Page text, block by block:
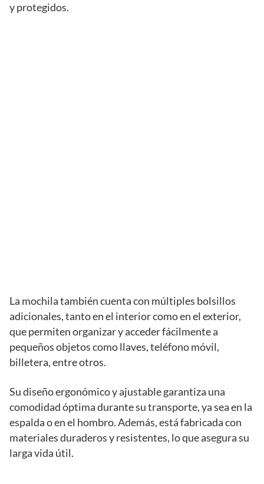
y protegidos.
La mochila también cuenta con múltiples bolsillos
adicionales, tanto en el interior como en el exterior,
que permiten organizar y acceder fácilmente a
pequeños objetos como llaves, teléfono móvil,
billetera, entre otros.
Su diseño ergonómico y ajustable garantiza una
comodidad óptima durante su transporte, ya sea en la
espalda o en el hombro. Además, está fabricada con
materiales duraderos y resistentes, lo que asegura su
larga vida útil.